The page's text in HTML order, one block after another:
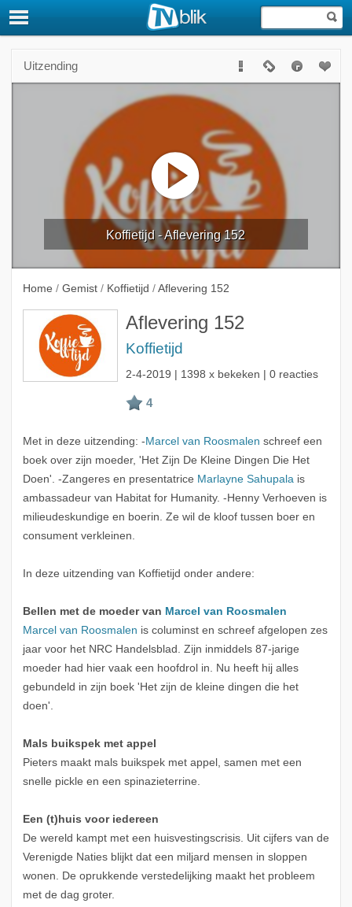
Uitzending
Koffietijd - Aflevering 152
Home / Gemist / Koffietijd / Aflevering 152
Aflevering 152
Koffietijd
2-4-2019 | 1398 x bekeken | 0 reacties
Met in deze uitzending: - Marcel van Roosmalen schreef een
boek over zijn moeder, 'Het Zijn De Kleine Dingen Die Het
Doen'. -Zangeres en presentatrice Marlayne Sahupalais
ambassadeur van Habitat for Humanity. -Henny Verhoeven is
milieudeskundige en boerin. Ze wil de kloof tussen boer en
consument verkleinen.
In deze uitzending van Koffietijd onder andere:
Bellen met de moeder van Marcel van Roosmalen
Marcel van Roosmalen is columinst en schreef afgelopen zes
jaar voor het NRC Handelsblad. Zijn inmiddels 87-jarige
moeder had hier vaak een hoofdrol in. Nu heeft hij alles
gebundeld in zijn boek 'Het zijn de kleine dingen die het
doen'.
Mals buikspek met appel
Pieters maakt mals buikspek met appel, samen met een
snelle pickle en een spinazieterrine.
Een (t)huis voor iedereen
De wereld kampt met een huisvestingscrisis. Uit cijfers van de
Verenigde Naties blijkt dat een miljard mensen in sloppen
wonen. De oprukkende verstedelijking maakt het probleem
met de dag groter.